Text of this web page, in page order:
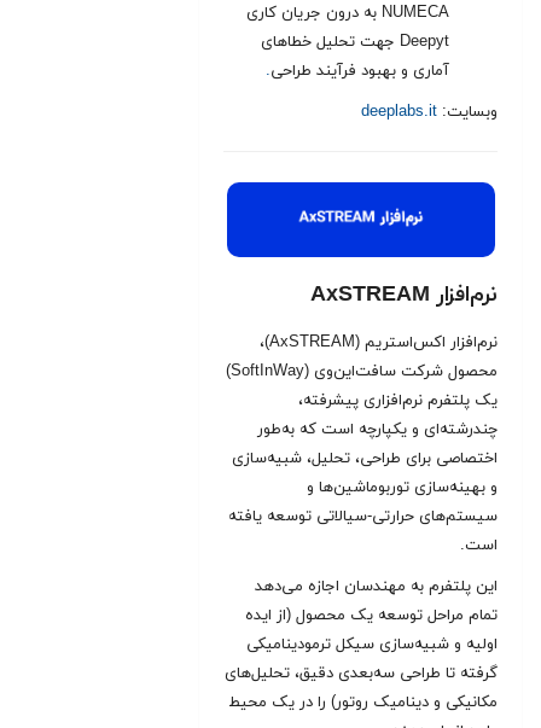
NUMECA به درون جریان کاری
Deepyt جهت تحلیل خطاهای
آماری و بهبود فرآیند طراحی.
وبسایت: deeplabs.it
نرم‌افزار AxSTREAM
نرم‌افزار اکس‌استریم (AxSTREAM)،
محصول شرکت سافت‌این‌وی (SoftInWay)
یک پلتفرم نرم‌افزاری پیشرفته،
چندرشته‌ای و یکپارچه است که به‌طور
اختصاصی برای طراحی، تحلیل، شبیه‌سازی
و بهینه‌سازی توربوماشین‌ها و
سیستم‌های حرارتی-سیالاتی توسعه یافته
است.
این پلتفرم به مهندسان اجازه می‌دهد
تمام مراحل توسعه یک محصول (از ایده
اولیه و شبیه‌سازی سیکل ترمودینامیکی
گرفته تا طراحی سه‌بعدی دقیق، تحلیل‌های
مکانیکی و دینامیک روتور) را در یک محیط